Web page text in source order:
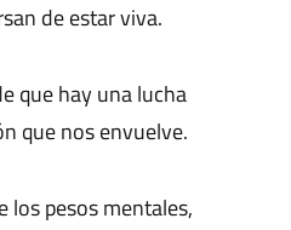
de estar viva.
que hay una lucha
que nos envuelve.
los pesos mentales,